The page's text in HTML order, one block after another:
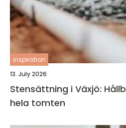
inspiration
13. July 2026
Stensättning i Växjö:
hela tomten